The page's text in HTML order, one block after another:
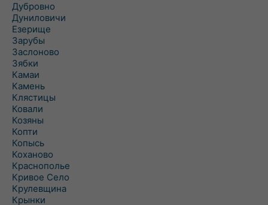
Дубровно
Дуниловичи
Езерище
Зарубы
Заслоново
Зябки
Камаи
Камень
Клястицы
Ковали
Козяны
Копти
Копысь
Коханово
Краснополье
Кривое Село
Крулевщина
Крынки